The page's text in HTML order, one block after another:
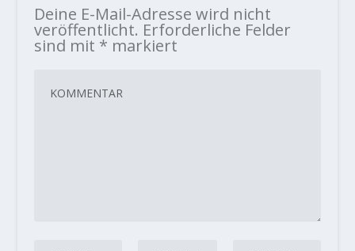
Deine E-Mail-Adresse wird nicht
veröffentlicht. Erforderliche Felder
sind mit * markiert